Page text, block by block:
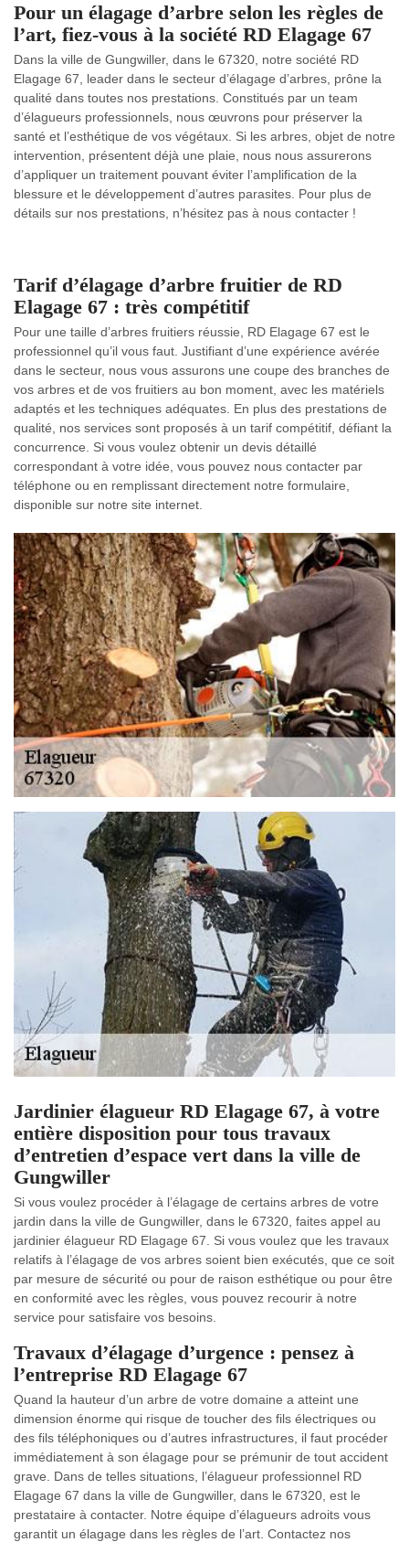
Pour un élagage d’arbre selon les règles de
l’art, fiez-vous à la société RD Elagage 67
Dans la ville de Gungwiller, dans le 67320, notre société RD
Elagage 67, leader dans le secteur d’élagage d’arbres, prône la
qualité dans toutes nos prestations. Constitués par un team
d’élagueurs professionnels, nous œuvrons pour préserver la
santé et l’esthétique de vos végétaux. Si les arbres, objet de notre
intervention, présentent déjà une plaie, nous nous assurerons
d’appliquer un traitement pouvant éviter l’amplification de la
blessure et le développement d’autres parasites. Pour plus de
détails sur nos prestations, n’hésitez pas à nous contacter !
Tarif d’élagage d’arbre fruitier de RD
Elagage 67 : très compétitif
Pour une taille d’arbres fruitiers réussie, RD Elagage 67 est le
professionnel qu’il vous faut. Justifiant d’une expérience avérée
dans le secteur, nous vous assurons une coupe des branches de
vos arbres et de vos fruitiers au bon moment, avec les matériels
adaptés et les techniques adéquates. En plus des prestations de
qualité, nos services sont proposés à un tarif compétitif, défiant la
concurrence. Si vous voulez obtenir un devis détaillé
correspondant à votre idée, vous pouvez nous contacter par
téléphone ou en remplissant directement notre formulaire,
disponible sur notre site internet.
Jardinier élagueur RD Elagage 67, à votre
entière disposition pour tous travaux
d’entretien d’espace vert dans la ville de
Gungwiller
Si vous voulez procéder à l’élagage de certains arbres de votre
jardin dans la ville de Gungwiller, dans le 67320, faites appel au
jardinier élagueur RD Elagage 67. Si vous voulez que les travaux
relatifs à l’élagage de vos arbres soient bien exécutés, que ce soit
par mesure de sécurité ou pour de raison esthétique ou pour être
en conformité avec les règles, vous pouvez recourir à notre
service pour satisfaire vos besoins.
Travaux d’élagage d’urgence : pensez à
l’entreprise RD Elagage 67
Quand la hauteur d’un arbre de votre domaine a atteint une
dimension énorme qui risque de toucher des fils électriques ou
des fils téléphoniques ou d’autres infrastructures, il faut procéder
immédiatement à son élagage pour se prémunir de tout accident
grave. Dans de telles situations, l’élagueur professionnel RD
Elagage 67 dans la ville de Gungwiller, dans le 67320, est le
prestataire à contacter. Notre équipe d’élagueurs adroits vous
garantit un élagage dans les règles de l’art. Contactez nos